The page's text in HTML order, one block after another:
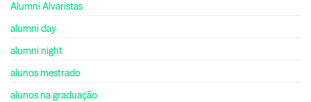
Alumni Alvaristas
alumni day
alumni night
alunos mestrado
alunos na graduação